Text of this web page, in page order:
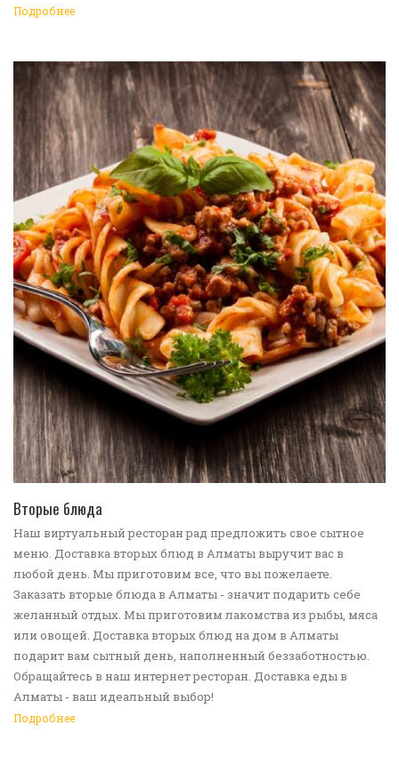
к нам!
Подробнее
Вторые блюда
Наш виртуальный ресторан рад предложить свое сытное
меню. Доставка вторых блюд в Алматы выручит вас в
любой день. Мы приготовим все, что вы пожелаете.
Заказать вторые блюда в Алматы - значит подарить себе
желанный отдых. Мы приготовим лакомства из рыбы, мяса
или овощей. Доставка вторых блюд на дом в Алматы
подарит вам сытный день, наполненный беззаботностью.
Обращайтесь в наш интернет ресторан. Доставка еды в
Алматы - ваш идеальный выбор!
Подробнее